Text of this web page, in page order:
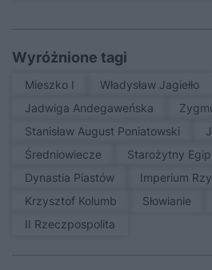
Wyróżnione tagi
Mieszko I
Władysław Jagiełło
Jadwiga Andegaweńska
Stanisław August Poniatowski
średniowiecze
Starożytny
Dynastia Piastów
Imperium
Krzysztof Kolumb
Słowianie
II Rzeczpospolita